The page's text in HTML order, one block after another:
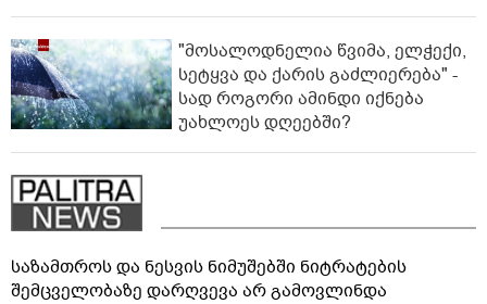
"მოსალოდნელია წვიმა, ელჭექი,
სეტყვა და ქარის გაძლიერება" -
სად როგორი ამინდი იქნება
უახლოეს დღეებში?
საზამთროს და ნესვის ნიმუშებში ნიტრატების
შემცველობაზე დარღვევა არ გამოვლინდა